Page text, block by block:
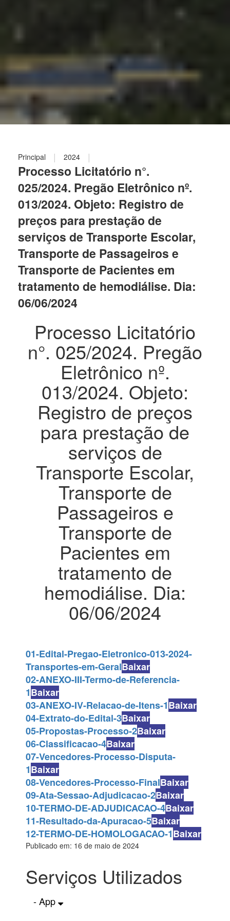
Principal | 2024 |
Processo Licitatório n°.
025/2024. Pregão Eletrônico nº.
013/2024. Objeto: Registro de
preços para prestação de
serviços de Transporte Escolar,
Transporte de Passageiros e
Transporte de Pacientes em
tratamento de hemodiálise. Dia:
06/06/2024
Processo Licitatório
n°. 025/2024. Pregão
Eletrônico nº.
013/2024. Objeto:
Registro de preços
para prestação de
serviços de
Transporte Escolar,
Transporte de
Passageiros e
Transporte de
Pacientes em
tratamento de
hemodiálise. Dia:
06/06/2024
01-Edital-Pregao-Eletronico-013-2024-
Transportes-em-GeralBaixar
02-ANEXO-III-Termo-de-Referencia-
1Baixar
03-ANEXO-IV-Relacao-de-Itens-1Baixar
04-Extrato-do-Edital-3Baixar
05-Propostas-Processo-2Baixar
06-Classificacao-4Baixar
07-Vencedores-Processo-Disputa-
1Baixar
08-Vencedores-Processo-FinalBaixar
09-Ata-Sessao-Adjudicacao-2Baixar
10-TERMO-DE-ADJUDICACAO-4Baixar
11-Resultado-da-Apuracao-5Baixar
12-TERMO-DE-HOMOLOGACAO-1Baixar
Publicado em: 16 de maio de 2024
Serviços Utilizados
- App